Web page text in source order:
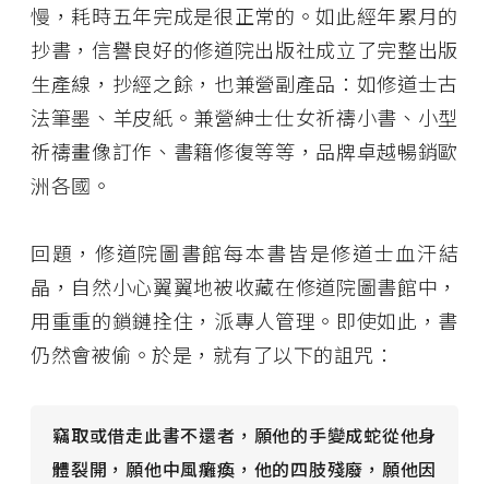
慢，耗時五年完成是很正常的。如此經年累月的
抄書，信譽良好的修道院出版社成立了完整出版
生產線，抄經之餘，也兼營副產品：如修道士古
法筆墨、羊皮紙。兼營紳士仕女祈禱小書、小型
祈禱畫像訂作、書籍修復等等，品牌卓越暢銷歐
洲各國。
回題，修道院圖書館每本書皆是修道士血汗結
晶，自然小心翼翼地被收藏在修道院圖書館中，
用重重的鎖鏈拴住，派專人管理。即使如此，書
仍然會被偷。於是，就有了以下的詛咒：
竊取或借走此書不還者，願他的手變成蛇從他身
體裂開，願他中風癱瘓，他的四肢殘廢，願他因